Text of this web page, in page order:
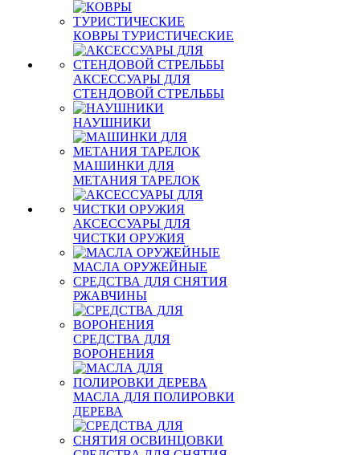
КОВРЫ ТУРИСТИЧЕСКИЕ
АКСЕССУАРЫ ДЛЯ
СТЕНДОВОЙ СТРЕЛЬБЫ
НАУШНИКИ
МАШИНКИ ДЛЯ
МЕТАНИЯ ТАРЕЛОК
АКСЕССУАРЫ ДЛЯ
ЧИСТКИ ОРУЖИЯ
МАСЛА ОРУЖЕЙНЫЕ
СРЕДСТВА ДЛЯ СНЯТИЯ
РЖАВЧИНЫ
СРЕДСТВА ДЛЯ
ВОРОНЕНИЯ
МАСЛА ДЛЯ ПОЛИРОВКИ
ДЕРЕВА